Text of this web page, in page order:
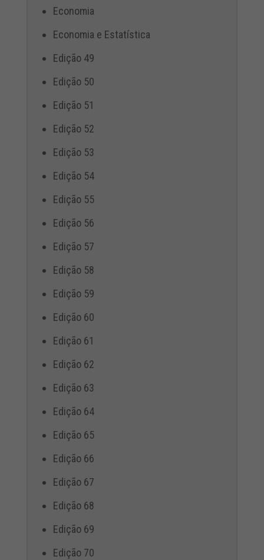
Economia
Economia e Estatística
Edição 49
Edição 50
Edição 51
Edição 52
Edição 53
Edição 54
Edição 55
Edição 56
Edição 57
Edição 58
Edição 59
Edição 60
Edição 61
Edição 62
Edição 63
Edição 64
Edição 65
Edição 66
Edição 67
Edição 68
Edição 69
Edição 70